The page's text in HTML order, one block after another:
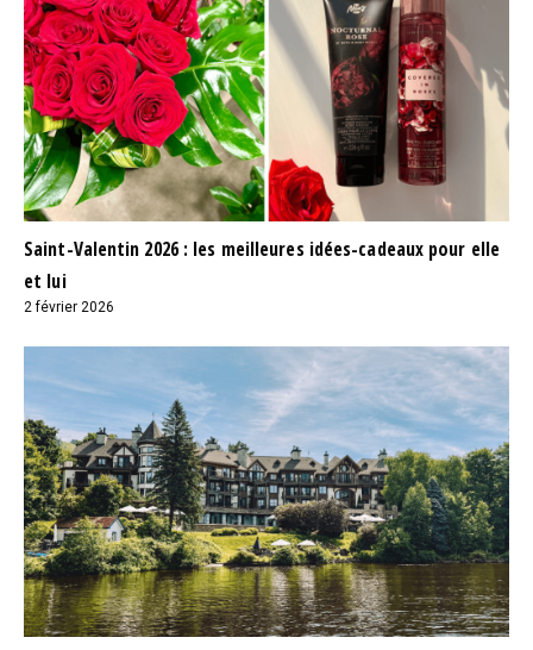
Saint-Valentin 2026 : les meilleures idées-cadeaux pour elle
et lui
2 février 2026